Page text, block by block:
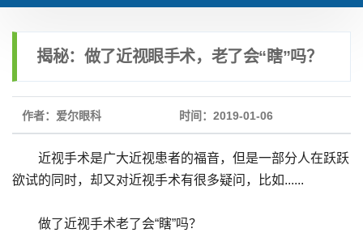
揭秘：做了近视眼手术，老了会“瞎”吗？
作者：爱尔眼科 时间：2019-01-06
近视手术是广大近视患者的福音，但是一部分人在跃跃
欲试的同时，却又对近视手术有很多疑问，比如......
做了近视手术老了会“瞎”吗？